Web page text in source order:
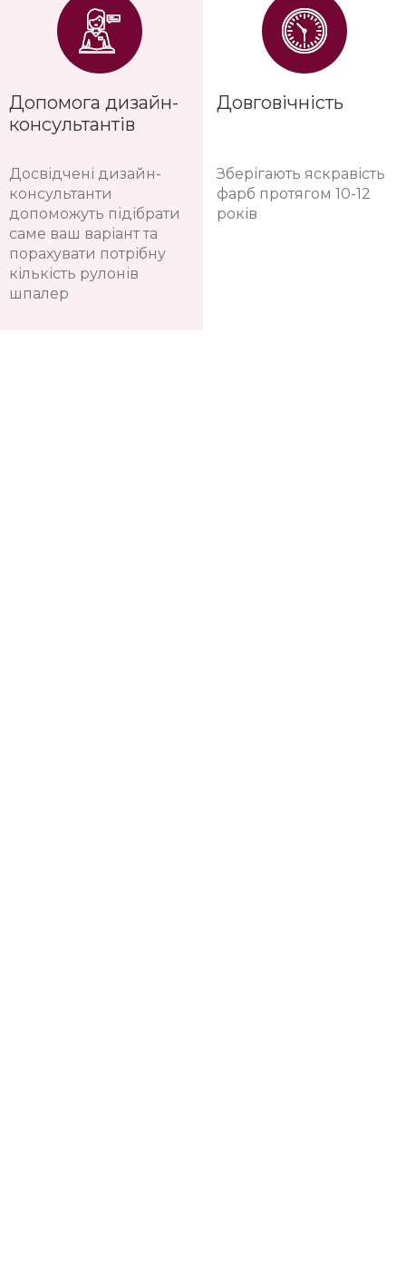
Допомога дизайн-
консультантів
Досвідчені дизайн-
консультанти
допоможуть підібрати
саме ваш варіант та
порахувати потрібну
кількість рулонів
шпалер
Довговічність
Зберігають яскравість
фарб протягом 10-12
років